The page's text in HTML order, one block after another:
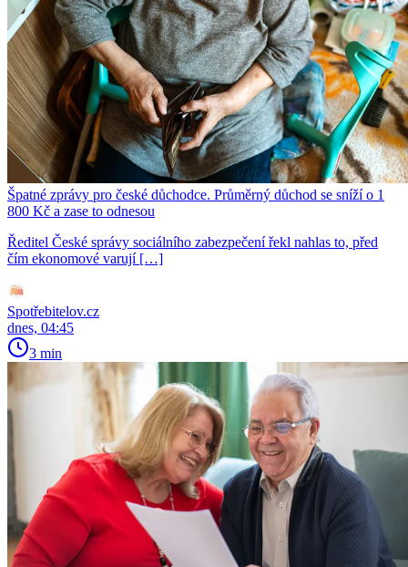
Špatné zprávy pro české důchodce. Průměrný důchod se sníží o 1
800 Kč a zase to odnesou
Ředitel České správy sociálního zabezpečení řekl nahlas to, před
čím ekonomové varují […]
Spotřebitelov.cz
dnes, 04:45
3 min